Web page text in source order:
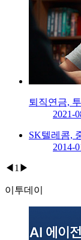
퇴직연금,
2021-
SK텔레콤,
2014-
◀ 1 ▶
이투데이